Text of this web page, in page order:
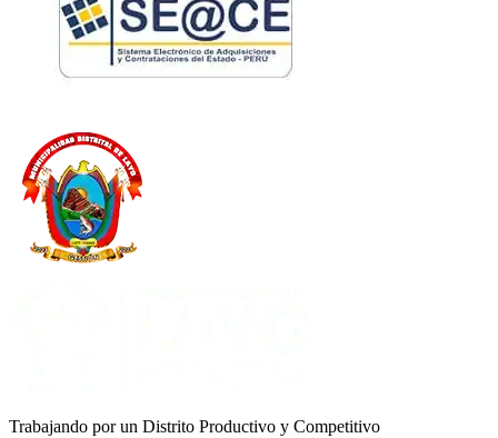
Trabajando por un Distrito Productivo y Competitivo